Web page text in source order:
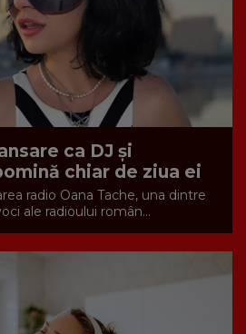
ca DJ și
chiar de ziua ei
radio Oana Tache, una dintre
ale radioului român...